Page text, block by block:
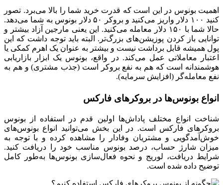
اهمیت بونوس در این است که قدرت خرید شما را بالا می‌برد. تصور
کنید ۱۰۰ دلار واریز می‌کنید و بروکر ۵۰ دلار بونوس به شما می‌دهد.
حالا شما با ۱۵۰ دلار معامله می‌کنید. این یعنی مارجین آزاد بیشتر و
توانایی باز کردن پوزیشن‌های بزرگ‌تر. البته باید توجه داشت که این
پول همیشه قابل برداشت نیست و بیشتر به عنوان یک اهرم کمکی یا
اعتبار معاملاتی عمل می‌کند. در واقع، بونوس یک ابزار بازاریابی
هوشمندانه است که هم به نفع بروکر است (جذب مشتری) و هم به
نفع معامله‌گر (افزایش سرمایه).
انواع بونوس‌ها در بروکرهای فارکس
شناخت انواع مختلف پاداش‌ها اولین قدم در استفاده از بونوس
بروکرهای فارکس است. در این بخش می‌توانید انواع بونوس‌های
خوش‌آمدگویی و مشتریان وفادار را مشاهده کرده و با توجه به
میزان شارژ حساب، درصد بونوس مناسب خود را دریافت کنید.
شرایط دریافت، لوریج و نحوه فعال‌سازی بونوس‌ها به‌طور کامل
توضیح داده شده است.